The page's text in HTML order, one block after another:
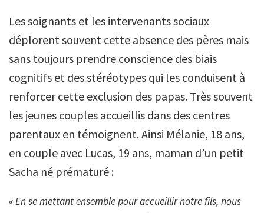
Les soignants et les intervenants sociaux
déplorent souvent cette absence des pères mais
sans toujours prendre conscience des biais
cognitifs et des stéréotypes qui les conduisent à
renforcer cette exclusion des papas. Très souvent
les jeunes couples accueillis dans des centres
parentaux en témoignent. Ainsi Mélanie, 18 ans,
en couple avec Lucas, 19 ans, maman d’un petit
Sacha né prématuré :
« En se mettant ensemble pour accueillir notre fils, nous